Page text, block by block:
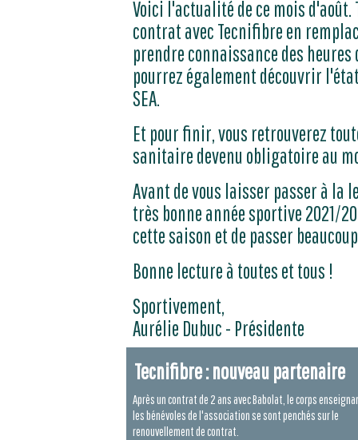
Voici l'actualité de ce mois
contrat avec Tecnifibre en
prendre connaissance des
pourrez également découvrir
SEA.
Et pour finir, vous retrouverez
sanitaire devenu obligatoire au
Avant de vous laisser passer à la
très bonne année sportive 2021/
cette saison et de passer
Bonne lecture à toutes et tous !
Sportivement,
Aurélie Dubuc - Présidente
Tecnifibre : nouveau partenaire
Après un contrat de 2 ans avec Babolat, le corps
les bénévoles de l'association se sont penchés sur le
renouvellement de contrat.